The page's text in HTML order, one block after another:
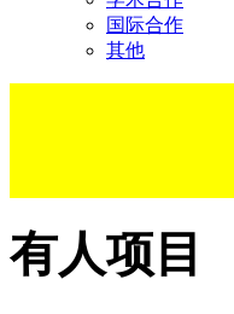
国际合作
其他
有人项目